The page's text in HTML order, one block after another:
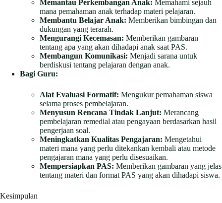
Memantau Perkembangan Anak: Memahami sejauh
mana pemahaman anak terhadap materi pelajaran.
Membantu Belajar Anak: Memberikan bimbingan dan
dukungan yang terarah.
Mengurangi Kecemasan: Memberikan gambaran
tentang apa yang akan dihadapi anak saat PAS.
Membangun Komunikasi: Menjadi sarana untuk
berdiskusi tentang pelajaran dengan anak.
Bagi Guru:
Alat Evaluasi Formatif: Mengukur pemahaman siswa
selama proses pembelajaran.
Menyusun Rencana Tindak Lanjut: Merancang
pembelajaran remedial atau pengayaan berdasarkan hasil
pengerjaan soal.
Meningkatkan Kualitas Pengajaran: Mengetahui
materi mana yang perlu ditekankan kembali atau metode
pengajaran mana yang perlu disesuaikan.
Mempersiapkan PAS: Memberikan gambaran yang jelas
tentang materi dan format PAS yang akan dihadapi siswa.
Kesimpulan